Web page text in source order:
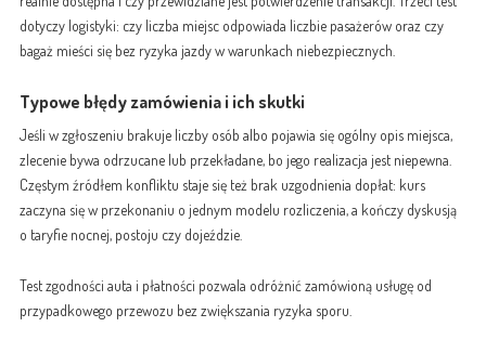
dotyczy logistyki: czy liczba miejsc odpowiada liczbie pasażerów oraz czy
bagaż mieści się bez ryzyka jazdy w warunkach niebezpiecznych.
Typowe błędy zamówienia i ich skutki
Jeśli w zgłoszeniu brakuje liczby osób albo pojawia się ogólny opis miejsca,
zlecenie bywa odrzucane lub przekładane, bo jego realizacja jest niepewna.
Częstym źródłem konfliktu staje się też brak uzgodnienia dopłat: kurs
zaczyna się w przekonaniu o jednym modelu rozliczenia, a kończy dyskusją
o taryfie nocnej, postoju czy dojeździe.
Test zgodności auta i płatności pozwala odróżnić zamówioną usługę od
przypadkowego przewozu bez zwiększania ryzyka sporu.